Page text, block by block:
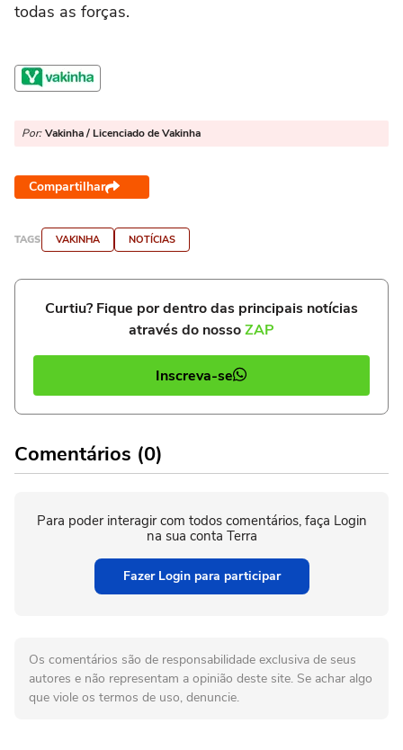
todas as forças.
Por: Vakinha / Licenciado de Vakinha
Compartilhar
TAGS VAKINHA NOTÍCIAS
Curtiu? Fique por dentro das principais notícias
através do nossoZAP
Inscreva-se
Comentários (0)
Para poder interagir com todos comentários, faça Login
na sua conta Terra
Fazer Login para participar
Os comentários são de responsabilidade exclusiva de seus
autores e não representam a opinião deste site. Se achar algo
que viole os termos de uso, denuncie.